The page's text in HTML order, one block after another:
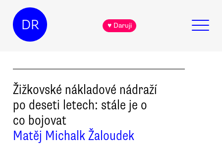
DR ♥ Daruji
Žižkovské nákladové nádraží
po deseti letech: stále je o
co bojovat
Matěj Michalk Žaloudek